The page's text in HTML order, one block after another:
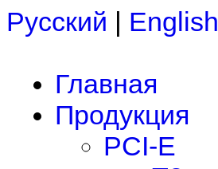
Русский | English
Главная
Продукция
PCI-E